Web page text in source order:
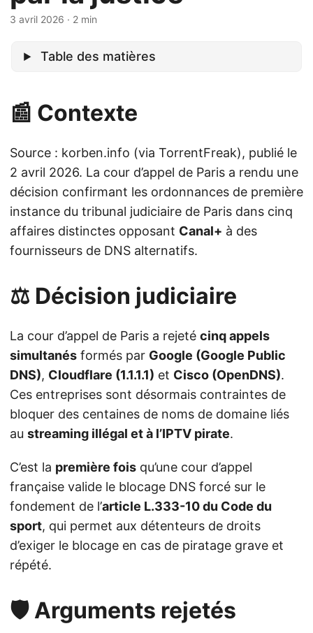
3 avril 2026 · 2 min
Table des matières
📰 Contexte
Source : korben.info (via TorrentFreak), publié le
2 avril 2026. La cour d’appel de Paris a rendu une
décision confirmant les ordonnances de première
instance du tribunal judiciaire de Paris dans cinq
affaires distinctes opposant Canal+ à des
fournisseurs de DNS alternatifs.
⚖️ Décision judiciaire
La cour d’appel de Paris a rejeté cinq appels
simultanés formés par Google (Google Public
DNS), Cloudflare (1.1.1.1) et Cisco (OpenDNS).
Ces entreprises sont désormais contraintes de
bloquer des centaines de noms de domaine liés
au streaming illégal et à l’IPTV pirate.
C’est la première fois qu’une cour d’appel
française valide le blocage DNS forcé sur le
fondement de l’article L.333-10 du Code du
sport, qui permet aux détenteurs de droits
d’exiger le blocage en cas de piratage grave et
répété.
🛡️ Arguments rejetés